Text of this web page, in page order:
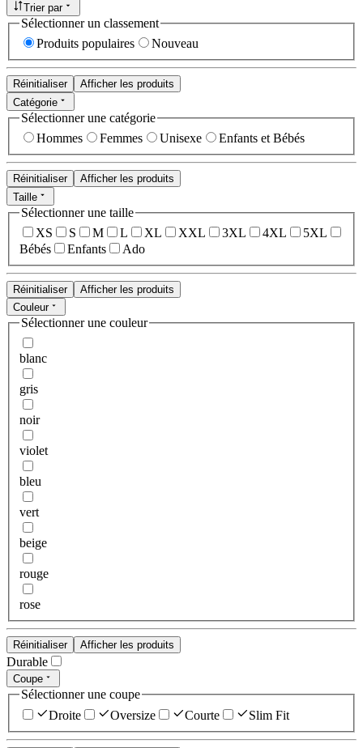
Trier par
Sélectionner un classement
Produits populaires
Nouveau
Réinitialiser
Afficher les produits
Catégorie
Sélectionner une catégorie
Hommes
Femmes Unisexe Enfants et Bébés
Réinitialiser
Afficher les produits
Taille
Sélectionner une taille
XS
S M L XL XXL 3XL 4XL
5XL
Bébés
Enfants Ado
Réinitialiser
Afficher les produits
Couleur
Sélectionner une couleur
blanc
gris
noir
violet
bleu
vert
beige
rouge
rose
Réinitialiser Afficher les produits
Durable
Coupe
Sélectionner une coupe
Droite
Oversize Courte Slim Fit